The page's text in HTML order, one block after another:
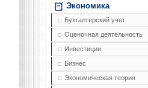
Экономика
Бухгалтерский учет
Оценочная деятельность
Инвестиции
Бизнес
Экономическая теория